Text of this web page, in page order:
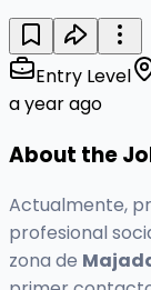
Entry Level
a year ago
About the
Actualmente,
profesional
zona de